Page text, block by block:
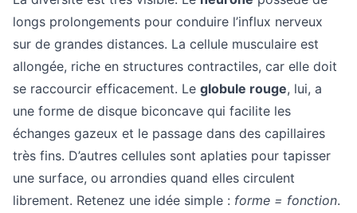
longs prolongements pour conduire l’influx nerveux
sur de grandes distances. La cellule musculaire est
allongée, riche en structures contractiles, car elle doit
se raccourcir efficacement. Le globule rouge, lui, a
une forme de disque biconcave qui facilite les
échanges gazeux et le passage dans des capillaires
très fins. D’autres cellules sont aplaties pour tapisser
une surface, ou arrondies quand elles circulent
librement. Retenez une idée simple : forme = fonction.